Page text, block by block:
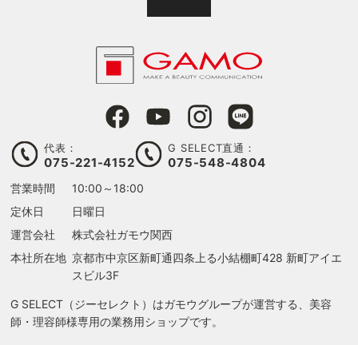
代表：
075-221-4152
G SELECT直通：
075-548-4804
営業時間
10:00～18:00
定休日
日曜日
運営会社
株式会社ガモウ関西
本社所在地 京都市中京区新町通四条上る小結棚町428 新町アイエ
スビル3F
G SELECT（ジーセレクト）はガモウグループが運営する、美容
師・理容師様専用の業務用ショップです。